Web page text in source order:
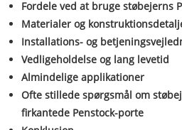
Fordele ved at bruge støbejerns
Materialer og
Installations- og
Vedligeholdelse og lang levetid
Almindelige applikationer
Ofte stillede spørgsmål om
firkantede Penstock-porte